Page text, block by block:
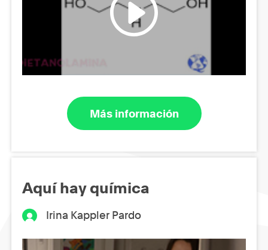
Más información
Aquí hay química
Irina Kappler Pardo